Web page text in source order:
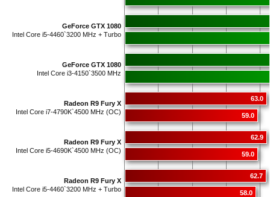
GeForce GTX 1080
Intel Core i5-4460`3200 MHz + Turbo
GeForce GTX 1080
Intel Core i3-4150`3500 MHz
Radeon R9 Fury X
Intel Core i7-4790K`4500 MHz (OC)
63.0
59.0
Radeon R9 Fury X
Intel Core i5-4690K`4500 MHz (OC)
62.9
59.0
Radeon R9 Fury X
Intel Core i5-4460`3200 MHz + Turbo
62.7
58.0